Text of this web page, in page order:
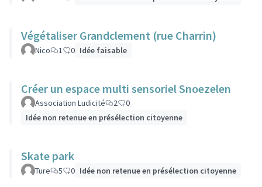
Végétaliser Grandclement (rue Charrin)
Nico 1 0 Idée faisable
Créer un espace multi sensoriel Snoezelen
Association Ludicité 2
0
Idée non retenue en présélection citoyenne
Skate park
Ture 5 0 Idée non retenue en présélection citoyenne